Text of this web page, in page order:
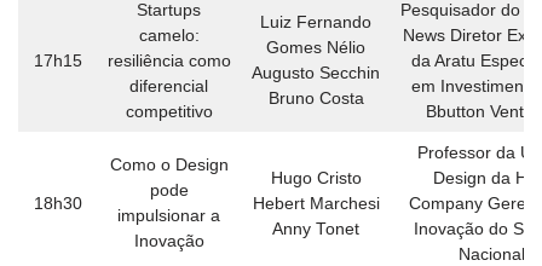
17h15
Startups
camelo:
resiliência como
diferencial
competitivo
Luiz Fernando
Gomes Nélio
Augusto Secchin
Bruno Costa
Pesquisador do
News Diretor
da Aratu
em
Bbutton
18h30
Como o Design
pode
impulsionar a
Inovação
Hugo Cristo
Hebert Marchesi
Anny Tonet
Professor da
Design da
Company
Inovação do
Nacional